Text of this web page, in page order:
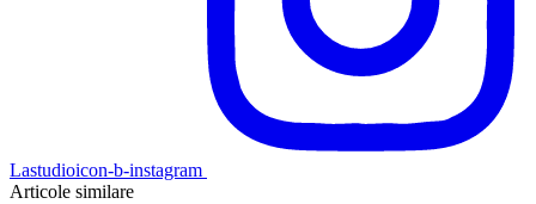
Lastudioicon-b-instagram
Articole similare